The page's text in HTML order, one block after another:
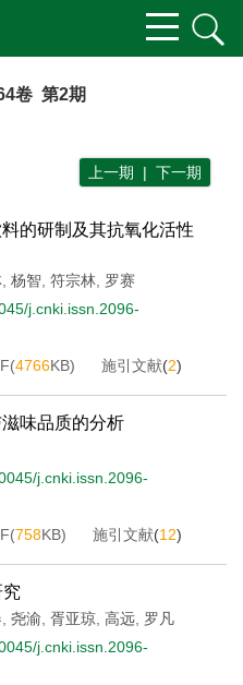
卷 第2期
上一期 | 下一期
的研制及其抗氧化活性
杨智 符宗林 罗赛
j.cnki.issn.2096-
4766KB) 施引文献(2)
味品质的分析
j.cnki.issn.2096-
758KB) 施引文献(12)
究
尧渝 胥亚琼 高远 罗凡
j.cnki.issn.2096-